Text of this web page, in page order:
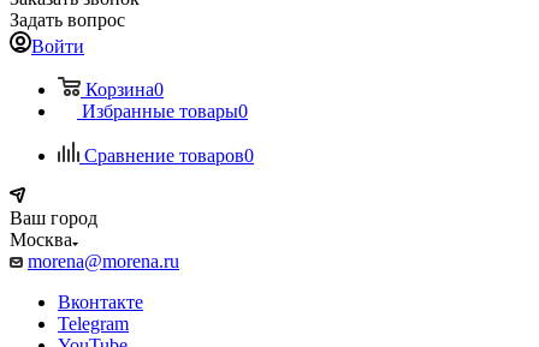
Задать вопрос
Войти
Корзина0
Избранные товары0
Сравнение товаров0
Ваш город
Москва
morena@morena.ru
Вконтакте
Telegram